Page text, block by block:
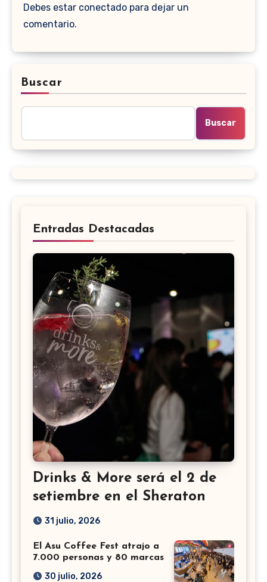
Debes estar conectado para dejar un
comentario.
Buscar
Buscar
Entradas Destacadas
Drinks & More será el 2 de
setiembre en el Sheraton
31 julio, 2026
El Asu Coffee Fest atrajo a
7.000 personas y 80 marcas
30 julio, 2026